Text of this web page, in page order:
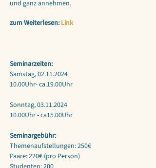
und ganz annehmen.
zum Weiterlesen: Link
Seminarzeiten:
Samstag, 02.11.2024
10.00Uhr- ca.19.00Uhr
Sonntag, 03.11.2024
10.00Uhr - ca15.00Uhr
Seminargebühr:
Themenaufstellungen: 250€
Paare: 220€ (pro Person)